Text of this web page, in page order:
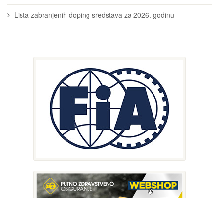
Lista zabranjenih doping sredstava za 2026. godinu